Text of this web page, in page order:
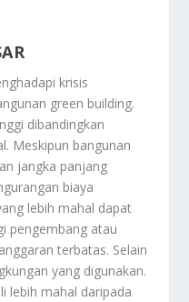
krisis
green building.
dibandingkan
Meskipun bangunan
jangka panjang
biaya
lebih mahal dapat
pengembang atau
terbatas. Selain
yang digunakan.
lebih mahal daripada